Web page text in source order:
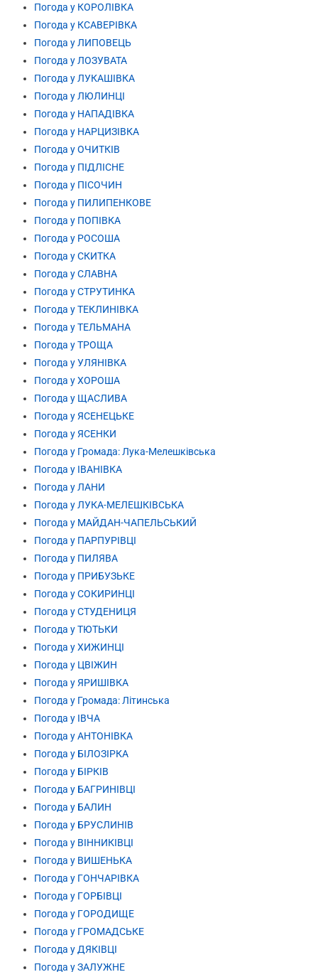
Погода у КОРОЛІВКА
Погода у КСАВЕРІВКА
Погода у ЛИПОВЕЦЬ
Погода у ЛОЗУВАТА
Погода у ЛУКАШІВКА
Погода у ЛЮЛИНЦІ
Погода у НАПАДІВКА
Погода у НАРЦИЗІВКА
Погода у ОЧИТКІВ
Погода у ПІДЛІСНЕ
Погода у ПІСОЧИН
Погода у ПИЛИПЕНКОВЕ
Погода у ПОПІВКА
Погода у РОСОША
Погода у СКИТКА
Погода у СЛАВНА
Погода у СТРУТИНКА
Погода у ТЕКЛИНІВКА
Погода у ТЕЛЬМАНА
Погода у ТРОЩА
Погода у УЛЯНІВКА
Погода у ХОРОША
Погода у ЩАСЛИВА
Погода у ЯСЕНЕЦЬКЕ
Погода у ЯСЕНКИ
Погода у Громада: Лука-Мелешківська
Погода у ІВАНІВКА
Погода у ЛАНИ
Погода у ЛУКА-МЕЛЕШКІВСЬКА
Погода у МАЙДАН-ЧАПЕЛЬСЬКИЙ
Погода у ПАРПУРІВЦІ
Погода у ПИЛЯВА
Погода у ПРИБУЗЬКЕ
Погода у СОКИРИНЦІ
Погода у СТУДЕНИЦЯ
Погода у ТЮТЬКИ
Погода у ХИЖИНЦІ
Погода у ЦВІЖИН
Погода у ЯРИШІВКА
Погода у Громада: Літинська
Погода у ІВЧА
Погода у АНТОНІВКА
Погода у БІЛОЗІРКА
Погода у БІРКІВ
Погода у БАГРИНІВЦІ
Погода у БАЛИН
Погода у БРУСЛИНІВ
Погода у ВІННИКІВЦІ
Погода у ВИШЕНЬКА
Погода у ГОНЧАРІВКА
Погода у ГОРБІВЦІ
Погода у ГОРОДИЩЕ
Погода у ГРОМАДСЬКЕ
Погода у ДЯКІВЦІ
Погода у ЗАЛУЖНЕ